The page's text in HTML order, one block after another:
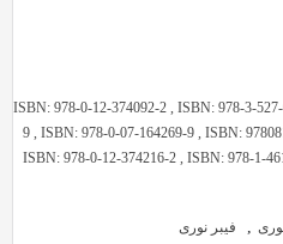
ISBN: 978-0-12-374092-2 , ISBN: 978-3-
9 , ISBN: 978-0-07-164269-9 , ISBN:
ISBN: 978-0-12-374216-2 , ISBN: 978-1-
فیبر نوری